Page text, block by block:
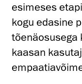
esimeses
kogu edasine
tõenäosusega
kaasan